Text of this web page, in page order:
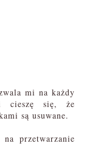
mi na każdy
cieszę się, że
są usuwane.
przetwarzanie